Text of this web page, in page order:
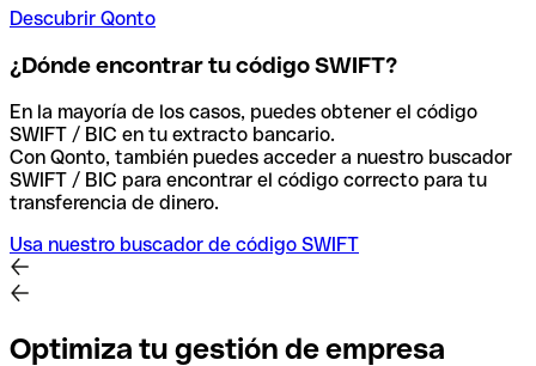
Descubrir Qonto
¿Dónde encontrar tu código SWIFT?
En la mayoría de los casos, puedes obtener el código
SWIFT / BIC en tu extracto bancario.
Con Qonto, también puedes acceder a nuestro buscador
SWIFT / BIC para encontrar el código correcto para tu
transferencia de dinero.
Usa nuestro buscador de código SWIFT
Optimiza tu gestión de empresa